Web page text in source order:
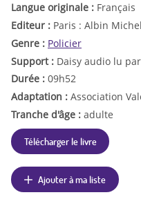
Langue originale : Français
Editeur : Paris : Albin
Genre : Policier
Support : Daisy audio lu
Durée : 09h52
Adaptation : Association
Tranche d'âge : adulte
Télécharger le livre
Ajouter à ma liste